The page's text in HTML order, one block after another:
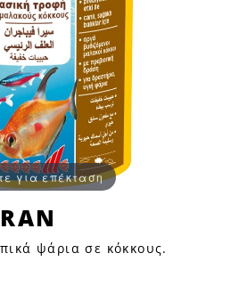
για επέκταση
ψάρια σε κόκκους.